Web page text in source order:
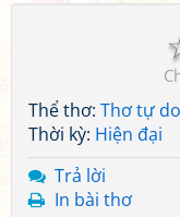
Thể thơ: Thơ tự do
Thời kỳ: Hiện đại
Trả lời
In bài thơ